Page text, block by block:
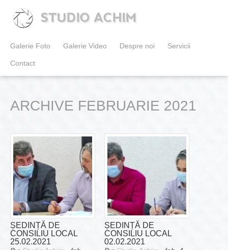
STUDIO ACHIM
Galerie Foto Galerie Video Despre noi Servicii
Contact
ARCHIVE FEBRUARIE 2021
ȘEDINȚĂ DE
CONSILIU LOCAL
25.02.2021
ȘEDINȚĂ DE
CONSILIU LOCAL
02.02.2021